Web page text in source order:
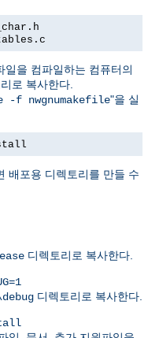
일을 컴파일하는 컴퓨터의
로 복사한다.
-f nwgnumakefile"을 실
배포용 디렉토리를 만들 수
디렉토리로 복사한다.
디렉토리로 복사한다.